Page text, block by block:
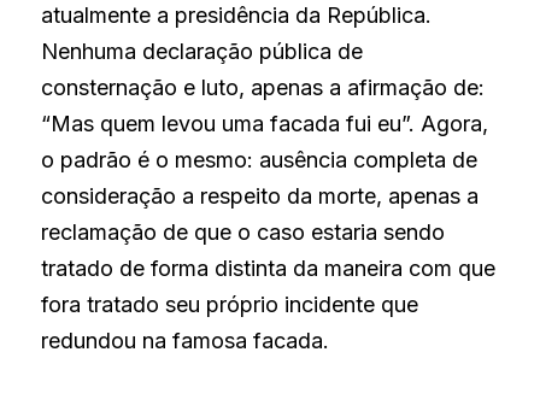
atualmente a presidência da República.
Nenhuma declaração pública de
consternação e luto, apenas a afirmação de:
“Mas quem levou uma facada fui eu”. Agora,
o padrão é o mesmo: ausência completa de
consideração a respeito da morte, apenas a
reclamação de que o caso estaria sendo
tratado de forma distinta da maneira com que
fora tratado seu próprio incidente que
redundou na famosa facada.